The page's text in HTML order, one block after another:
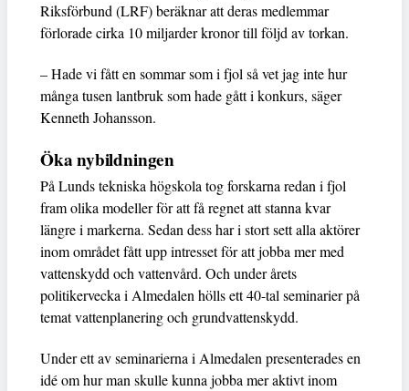
Riksförbund (LRF) beräknar att deras medlemmar
förlorade cirka 10 miljarder kronor till följd av torkan.
– Hade vi fått en sommar som i fjol så vet jag inte hur
många tusen lantbruk som hade gått i konkurs, säger
Kenneth Johansson.
Öka nybildningen
På Lunds tekniska högskola tog forskarna redan i fjol
fram olika modeller för att få regnet att stanna kvar
längre i markerna. Sedan dess har i stort sett alla aktörer
inom området fått upp intresset för att jobba mer med
vattenskydd och vattenvård. Och under årets
politikervecka i Almedalen hölls ett 40-tal seminarier på
temat vattenplanering och grundvattenskydd.
Under ett av seminarierna i Almedalen presenterades en
idé om hur man skulle kunna jobba mer aktivt inom